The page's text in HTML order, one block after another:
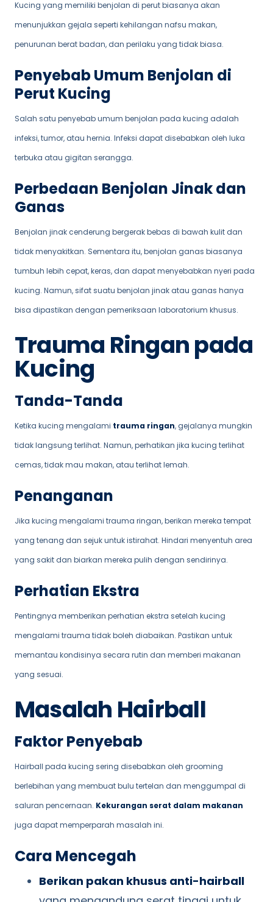
Kucing yang memiliki benjolan di perut biasanya akan
menunjukkan gejala seperti kehilangan nafsu makan,
penurunan berat badan, dan perilaku yang tidak biasa.
Penyebab Umum Benjolan di
Perut Kucing
Salah satu penyebab umum benjolan pada kucing adalah
infeksi, tumor, atau hernia. Infeksi dapat disebabkan oleh luka
terbuka atau gigitan serangga.
Perbedaan Benjolan Jinak dan
Ganas
Benjolan jinak cenderung bergerak bebas di bawah kulit dan
tidak menyakitkan. Sementara itu, benjolan ganas biasanya
tumbuh lebih cepat, keras, dan dapat menyebabkan nyeri pada
kucing. Namun, sifat suatu benjolan jinak atau ganas hanya
bisa dipastikan dengan pemeriksaan laboratorium khusus.
Trauma Ringan pada
Kucing
Tanda-Tanda
Ketika kucing mengalami trauma ringan, gejalanya mungkin
tidak langsung terlihat. Namun, perhatikan jika kucing terlihat
cemas, tidak mau makan, atau terlihat lemah.
Penanganan
Jika kucing mengalami trauma ringan, berikan mereka tempat
yang tenang dan sejuk untuk istirahat. Hindari menyentuh area
yang sakit dan biarkan mereka pulih dengan sendirinya.
Perhatian Ekstra
Pentingnya memberikan perhatian ekstra setelah kucing
mengalami trauma tidak boleh diabaikan. Pastikan untuk
memantau kondisinya secara rutin dan memberi makanan
yang sesuai.
Masalah Hairball
Faktor Penyebab
Hairball pada kucing sering disebabkan oleh grooming
berlebihan yang membuat bulu tertelan dan menggumpal di
saluran pencernaan. Kekurangan serat dalam makanan
juga dapat memperparah masalah ini.
Cara Mencegah
Berikan pakan khusus anti-hairball